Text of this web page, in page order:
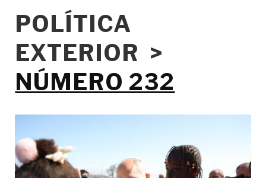
POLÍTICA
EXTERIOR >
NÚMERO 232